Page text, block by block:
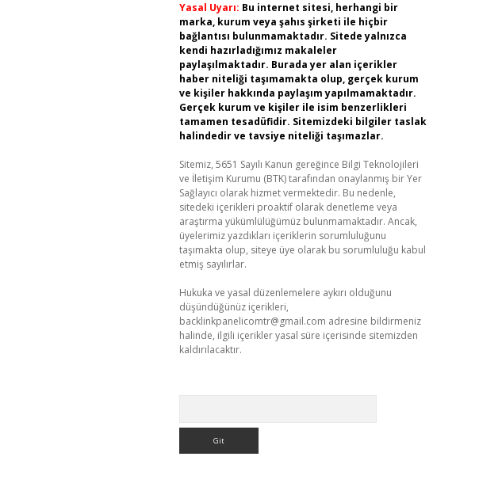
Yasal Uyarı: Bu internet sitesi, herhangi bir
marka, kurum veya şahıs şirketi ile hiçbir
bağlantısı bulunmamaktadır. Sitede yalnızca
kendi hazırladığımız makaleler
paylaşılmaktadır. Burada yer alan içerikler
haber niteliği taşımamakta olup, gerçek kurum
ve kişiler hakkında paylaşım yapılmamaktadır.
Gerçek kurum ve kişiler ile isim benzerlikleri
tamamen tesadüfidir. Sitemizdeki bilgiler taslak
halindedir ve tavsiye niteliği taşımazlar.
Sitemiz, 5651 Sayılı Kanun gereğince Bilgi Teknolojileri
ve İletişim Kurumu (BTK) tarafından onaylanmış bir Yer
Sağlayıcı olarak hizmet vermektedir. Bu nedenle,
sitedeki içerikleri proaktif olarak denetleme veya
araştırma yükümlülüğümüz bulunmamaktadır. Ancak,
üyelerimiz yazdıkları içeriklerin sorumluluğunu
taşımakta olup, siteye üye olarak bu sorumluluğu kabul
etmiş sayılırlar.
Hukuka ve yasal düzenlemelere aykırı olduğunu
düşündüğünüz içerikleri,
backlinkpanelicomtr@gmail.com adresine bildirmeniz
halinde, ilgili içerikler yasal süre içerisinde sitemizden
kaldırılacaktır.